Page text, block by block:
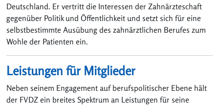
Deutschland. Er vertritt die Interessen der Zahnärzteschaft
gegenüber Politik und Öffentlichkeit und setzt sich für eine
selbstbestimmte Ausübung des zahnärztlichen Berufes zum
Wohle der Patienten ein.
Leistungen für Mitglieder
Neben seinem Engagement auf berufspolitischer Ebene hält
der FVDZ ein breites Spektrum an Leistungen für seine